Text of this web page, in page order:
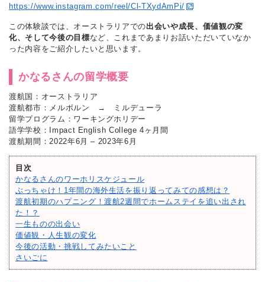
https://www.instagram.com/reel/Cl-TXydAmPi/
この体験談では、オーストラリアでの出会いや成長、価値観の変
化、そして今後の目標など、これまであまりお話いただいていなか
った内容をご紹介したいと思います。
かなるさんの留学概要
渡航国：オーストラリア
渡航都市：メルボルン → ミルデューラ
留学プログラム：ワーキングホリデー
語学学校：Impact English College 4ヶ月間
渡航期間：2022年6月 – 2023年6月
目次
かなるさんのワーホリスケジュール
ぶっちゃけ！1年間の海外生活を振り返ってみての感想は？
渡航初期のハプニング！渡航2週間でホームステイを追い出され
た！？
一生ものの出会い
価値観・人生観の変化
今後の活動・挑戦してみたいこと
さいごに